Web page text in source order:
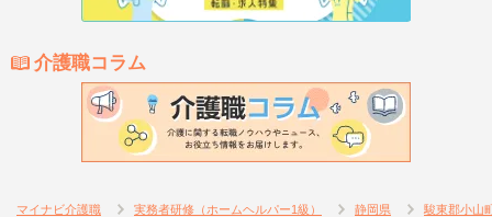
介護職コラム
マイナビ介護職 実務者研修（ホームヘルパー1級） 静岡県 駿東郡小山